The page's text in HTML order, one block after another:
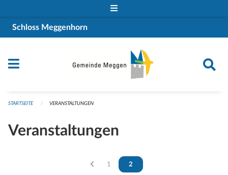
Schloss Meggenhorn
STARTSEITE VERANSTALTUNGEN
Veranstaltungen
Vous êtes sur la page
1 Vous êtes sur la page
2